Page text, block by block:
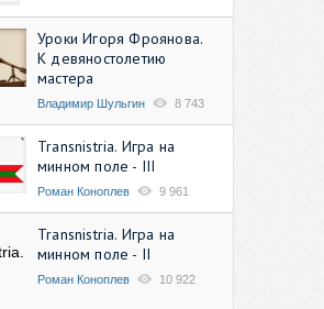
Уроки Игоря Фроянова.
К девяностолетию
мастера
Владимир Шульгин 8 743
Transnistria. Игра на
минном поле - III
Роман Коноплев 9 961
Transnistria. Игра на
минном поле - II
Роман Коноплев 10 922